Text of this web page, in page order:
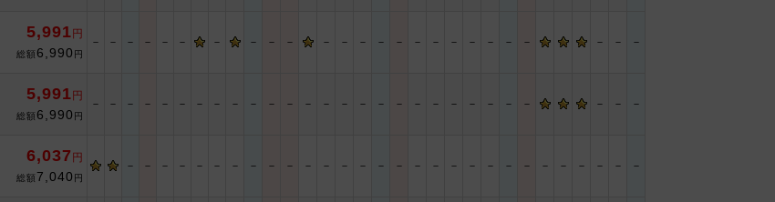
5,991 円
総額 6,990 円
－ － － － － － － － － － － － － － － － － － － － － － － － －
5,991 円
総額 6,990 円
－ － － － － － － － － － － － － － － － － － － － － － － － － － － －
6,037 円
総額 7,040 円
－ － － － － － － － － － － － － － － － － － － － － － － － － － － － －